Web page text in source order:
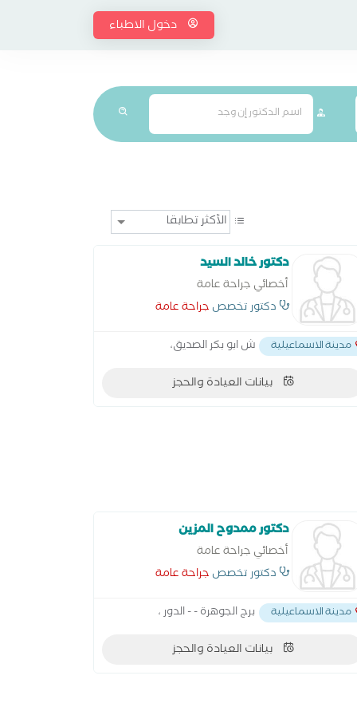
دخول الاطباء
دكتور خالد السيد
أخصائي جراحة عامة
دكتور تخصص جراحة عامة
مدينة الاسماعيلية ش ابو بكر الصديق،
بيانات العيادة والحجز
دكتور ممدوح المزين
أخصائي جراحة عامة
دكتور تخصص جراحة عامة
مدينة الاسماعيلية برج الجوهرة - - الدور ،
بيانات العيادة والحجز